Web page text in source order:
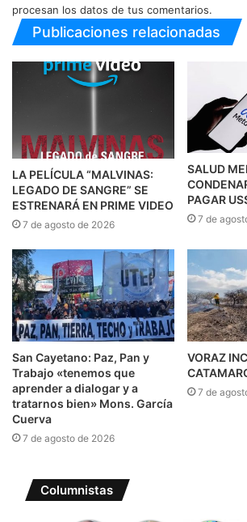
procesan los datos de tus comentarios.
Publicaciones relacionadas
LA PELÍCULA “MALVINAS:
LEGADO DE SANGRE” SE
ESTRENARÁ EN PRIME VIDEO
7 de agosto de 2026
SALUD
PAGAR
7 de
San Cayetano: Paz, Pan y
Trabajo «tenemos que
aprender a dialogar y a
tratarnos bien» Mons. García
Cuerva
7 de agosto de 2026
VORAZ
7 de
Columnistas